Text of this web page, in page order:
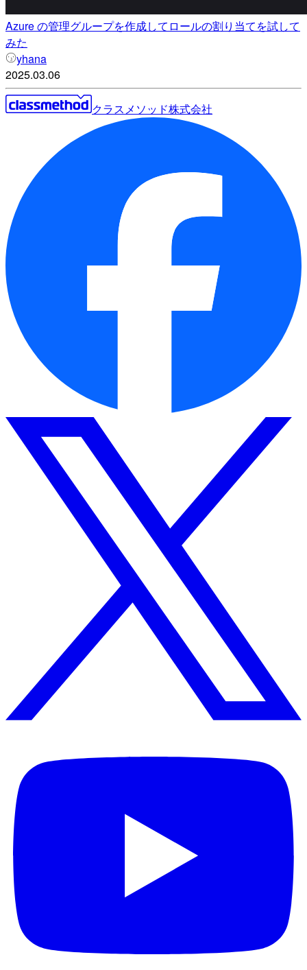
Azure の管理グループを作成してロールの割り当てを試して
みた
yhana
2025.03.06
クラスメソッド株式会社